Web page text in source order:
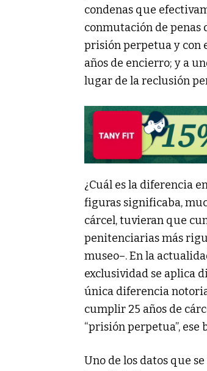
condenas que
conmutación de penas
prisión perpetua y con
años de encierro; y a
lugar de la reclusión
¿Cuál es la diferencia
figuras significaba,
cárcel, tuvieran que
penitenciarias más
museo–. En la
exclusividad se aplica
única diferencia
cumplir 25 años de
“prisión perpetua”, ese
Uno de los datos que